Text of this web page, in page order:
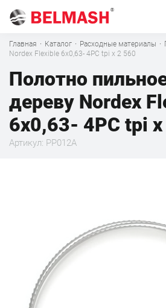
Главная · Каталог · Расходные материалы ·
Nordex Flexible 6х0,63- 4PC tpi x 2 560
Полотно
дереву Nordex
6х0,63- 4PC tpi
Артикул: PP012A